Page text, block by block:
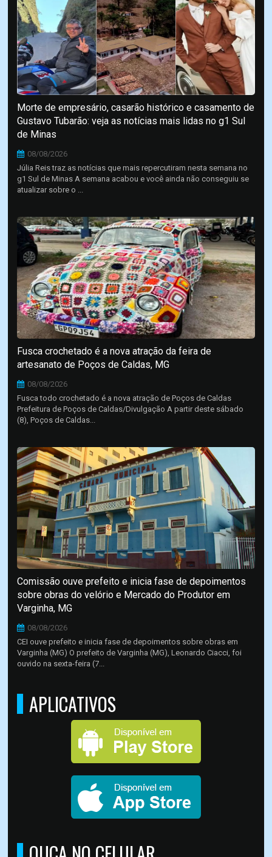
Morte de empresário, casarão histórico e casamento de
Gustavo Tubarão: veja as notícias mais lidas no g1 Sul
de Minas
08/08/2026
Júlia Reis traz as notícias que mais repercutiram nesta semana no
g1 Sul de Minas A semana acabou e você ainda não conseguiu se
atualizar sobre o ...
Fusca crochetado é a nova atração da feira de
artesanato de Poços de Caldas, MG
08/08/2026
Fusca todo crochetado é a nova atração de Poços de Caldas
Prefeitura de Poços de Caldas/Divulgação A partir deste sábado
(8), Poços de Caldas...
Comissão ouve prefeito e inicia fase de depoimentos
sobre obras do velório e Mercado do Produtor em
Varginha, MG
08/08/2026
CEI ouve prefeito e inicia fase de depoimentos sobre obras em
Varginha (MG) O prefeito de Varginha (MG), Leonardo Ciacci, foi
ouvido na sexta-feira (7...
APLICATIVOS